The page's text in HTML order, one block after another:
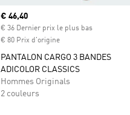
Prix actuel
€ 46,40
€ 36 Dernier prix le plus bas
€ 80 Prix d'origine
PANTALON CARGO 3 BANDES
ADICOLOR CLASSICS
Hommes Originals
2 couleurs